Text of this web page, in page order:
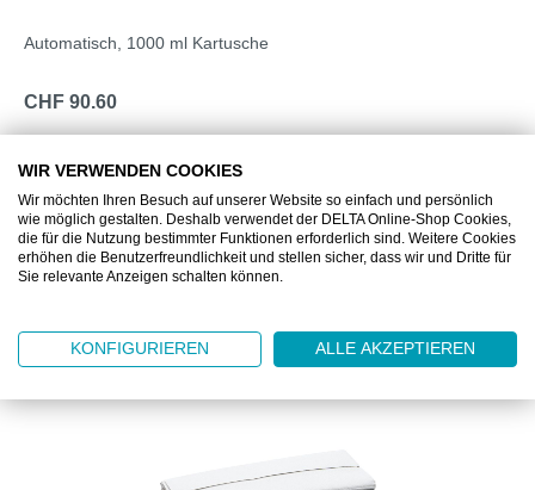
Automatisch, 1000 ml Kartusche
CHF 90.60
DETAILS
Produktgalerie überspringen
Unsere Empfehlung zum Produkt
WIR VERWENDEN COOKIES
Wir möchten Ihren Besuch auf unserer Website so einfach und persönlich
wie möglich gestalten. Deshalb verwendet der DELTA Online-Shop Cookies,
die für die Nutzung bestimmter Funktionen erforderlich sind. Weitere Cookies
erhöhen die Benutzerfreundlichkeit und stellen sicher, dass wir und Dritte für
Sie relevante Anzeigen schalten können.
KONFIGURIEREN ALLE AKZEPTIEREN